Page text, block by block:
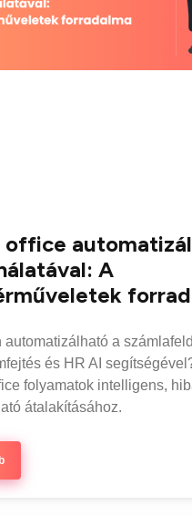
office
A
automatizálható a
és HR AI
folyamatok intelligens,
átalakításához.